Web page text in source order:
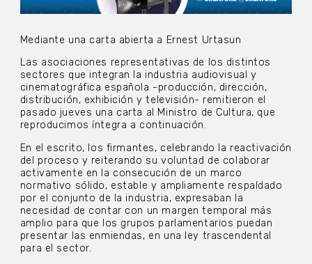
Mediante una carta abierta a Ernest Urtasun
Las asociaciones representativas de los distintos
sectores que integran la industria audiovisual y
cinematográfica española -producción, dirección,
distribución, exhibición y televisión- remitieron el
pasado jueves una carta al Ministro de Cultura, que
reproducimos íntegra a continuación.
En el escrito, los firmantes, celebrando la reactivación
del proceso y reiterando su voluntad de colaborar
activamente en la consecución de un marco
normativo sólido, estable y ampliamente respaldado
por el conjunto de la industria, expresaban la
necesidad de contar con un margen temporal más
amplio para que los grupos parlamentarios puedan
presentar las enmiendas, en una ley trascendental
para el sector.